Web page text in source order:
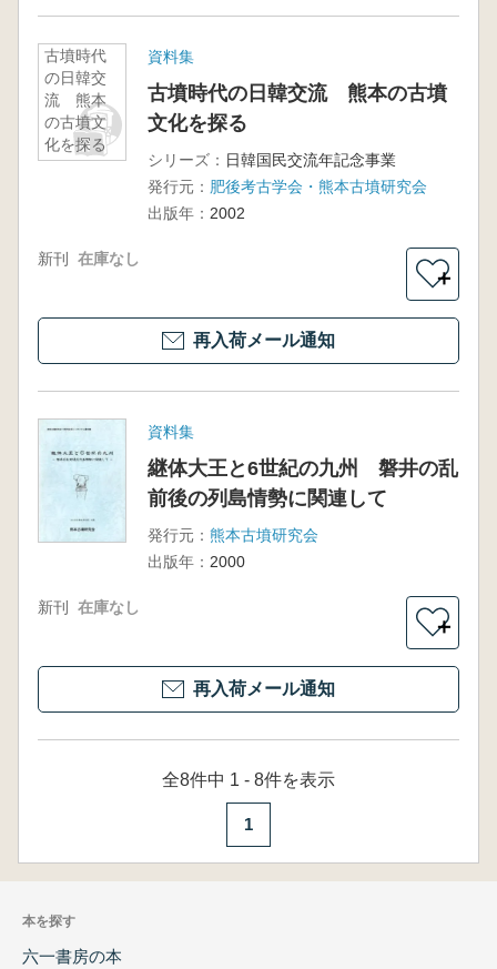
古墳時代
の日韓交
流 熊本
の古墳文
化を探る
資料集
古墳時代の日韓交流 熊本の古墳
文化を探る
シリーズ： 日韓国民交流年記念事業
発行元： 肥後考古学会・熊本古墳研究会
出版年： 2002
新刊 在庫なし
＋
再入荷メール通知
資料集
継体大王と6世紀の九州 磐井の乱
前後の列島情勢に関連して
発行元： 熊本古墳研究会
出版年： 2000
新刊 在庫なし
＋
再入荷メール通知
全8件中 1 - 8件を表示
1
本を探す
六一書房の本